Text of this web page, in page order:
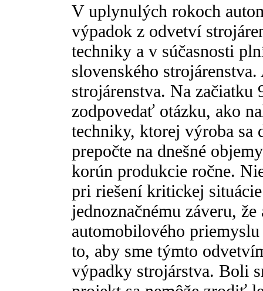
V uplynulých rokoch
výpadok z odvetví
techniky a v súčasnosti
slovenského
strojárenstva. Na začiatku
zodpovedať otázku, ako
techniky, ktorej výroba sa
prepočte na dnešné
korún produkcie ročne.
pri riešení kritickej
jednoznačnému záveru,
automobilového
to, aby sme týmto
výpadky strojárstva. Boli